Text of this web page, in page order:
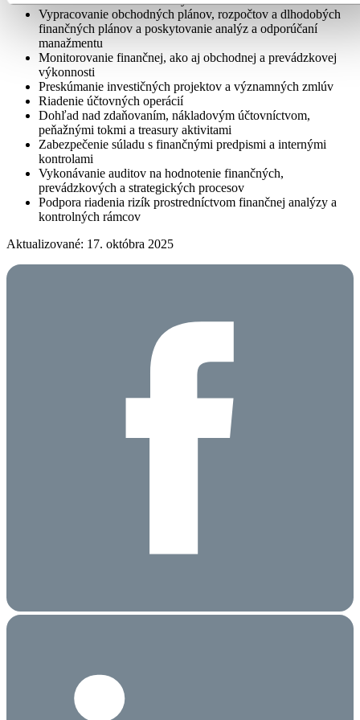
Vypracovanie obchodných plánov, rozpočtov a dlhodobých
finančných plánov a poskytovanie analýz a odporúčaní
manažmentu
Monitorovanie finančnej, ako aj obchodnej a prevádzkovej
výkonnosti
Preskúmanie investičných projektov a významných zmlúv
Riadenie účtovných operácií
Dohľad nad zdaňovaním, nákladovým účtovníctvom,
peňažnými tokmi a treasury aktivitami
Zabezpečenie súladu s finančnými predpismi a internými
kontrolami
Vykonávanie auditov na hodnotenie finančných,
prevádzkových a strategických procesov
Podpora riadenia rizík prostredníctvom finančnej analýzy a
kontrolných rámcov
Aktualizované: 17. októbra 2025